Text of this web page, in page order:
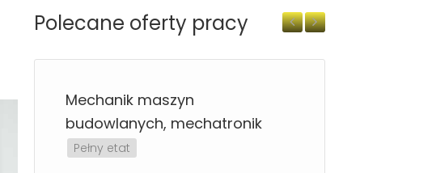
Polecane oferty pracy
Mechanik maszyn
budowlanych, mechatronik
Pełny etat